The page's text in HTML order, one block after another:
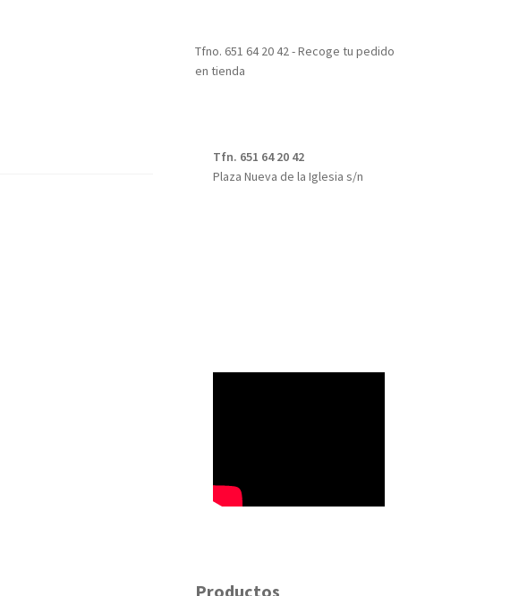
Tfno. 651 64 20 42 - Recoge tu pedido
en tienda
Tfn. 651 64 20 42
Plaza Nueva de la Iglesia s/n
Productos